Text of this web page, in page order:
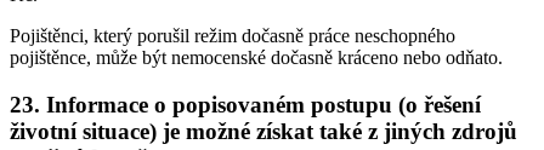
Pojištěnci, který porušil režim dočasně práce neschopného
pojištěnce, může být nemocenské dočasně kráceno nebo odňato.
23. Informace o popisovaném postupu (o řešení
životní situace) je možné získat také z jiných zdrojů